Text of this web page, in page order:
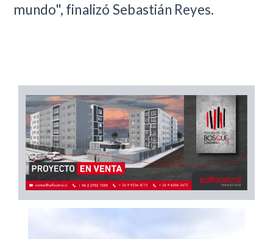
mundo", finalizó Sebastián Reyes.